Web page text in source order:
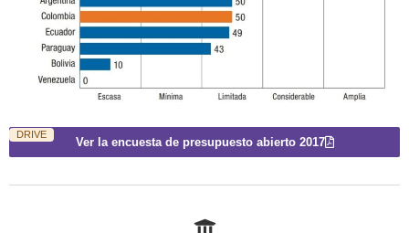
Ver la encuesta de presupuesto abierto 2017